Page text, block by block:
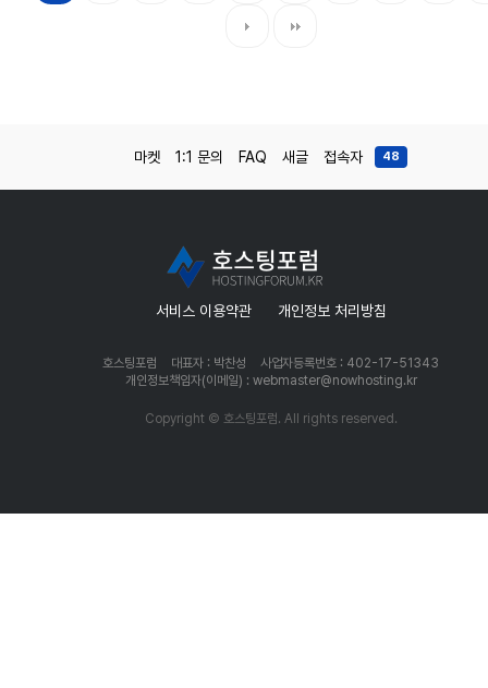
마켓 1:1 문의 FAQ 새글 접속자 48
서비스 이용약관 개인정보 처리방침
호스팅포럼 대표자 : 박찬성
사업자등록번호 : 402-17-51343
개인정보책임자(이메일) : webmaster@nowhosting.kr
Copyright © 호스팅포럼. All rights reserved.